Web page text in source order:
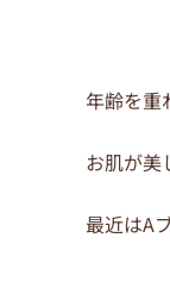
年齢を重
お肌が美
最近はA